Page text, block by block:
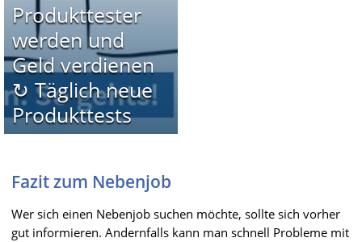
Produkttester
werden und
Geld verdienen
↻ Täglich neue
Produkttests
Fazit zum Nebenjob
Wer sich einen Nebenjob suchen möchte, sollte sich vorher
gut informieren. Andernfalls kann man schnell Probleme mit